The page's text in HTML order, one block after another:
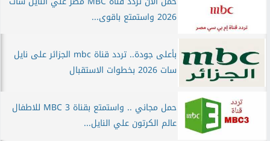
2026 واستمتع باقوى...
بأعلى جودة.. تردد قناة mbc الجزائر على نايل
سات 2026 بخطوات الاستقبال
حمل مجاني .. واستمتع بقناة MBC 3 للاطفال
عالم الكرتون علي النايل...